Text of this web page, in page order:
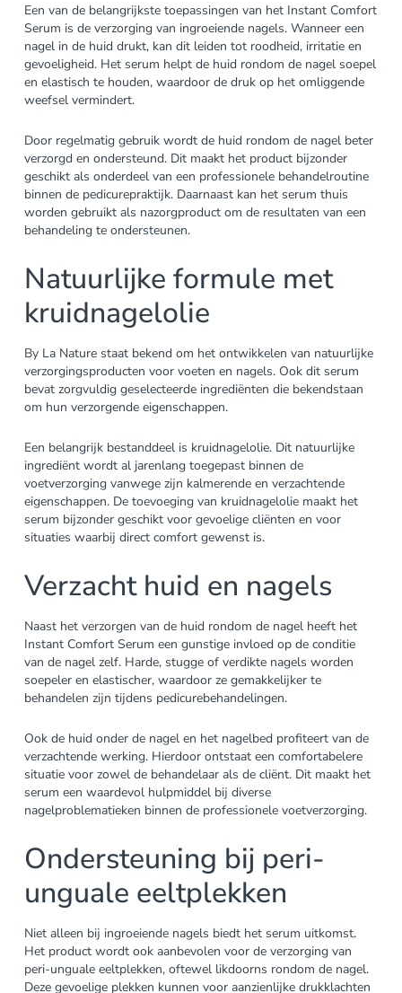
Een van de belangrijkste toepassingen van het Instant Comfort
Serum is de verzorging van ingroeiende nagels. Wanneer een
nagel in de huid drukt, kan dit leiden tot roodheid, irritatie en
gevoeligheid. Het serum helpt de huid rondom de nagel soepel
en elastisch te houden, waardoor de druk op het omliggende
weefsel vermindert.
Door regelmatig gebruik wordt de huid rondom de nagel beter
verzorgd en ondersteund. Dit maakt het product bijzonder
geschikt als onderdeel van een professionele behandelroutine
binnen de pedicurepraktijk. Daarnaast kan het serum thuis
worden gebruikt als nazorgproduct om de resultaten van een
behandeling te ondersteunen.
Natuurlijke formule met
kruidnagelolie
By La Nature staat bekend om het ontwikkelen van natuurlijke
verzorgingsproducten voor voeten en nagels. Ook dit serum
bevat zorgvuldig geselecteerde ingrediënten die bekendstaan
om hun verzorgende eigenschappen.
Een belangrijk bestanddeel is kruidnagelolie. Dit natuurlijke
ingrediënt wordt al jarenlang toegepast binnen de
voetverzorging vanwege zijn kalmerende en verzachtende
eigenschappen. De toevoeging van kruidnagelolie maakt het
serum bijzonder geschikt voor gevoelige cliënten en voor
situaties waarbij direct comfort gewenst is.
Verzacht huid en nagels
Naast het verzorgen van de huid rondom de nagel heeft het
Instant Comfort Serum een gunstige invloed op de conditie
van de nagel zelf. Harde, stugge of verdikte nagels worden
soepeler en elastischer, waardoor ze gemakkelijker te
behandelen zijn tijdens pedicurebehandelingen.
Ook de huid onder de nagel en het nagelbed profiteert van de
verzachtende werking. Hierdoor ontstaat een comfortabelere
situatie voor zowel de behandelaar als de cliënt. Dit maakt het
serum een waardevol hulpmiddel bij diverse
nagelproblematieken binnen de professionele voetverzorging.
Ondersteuning bij peri-
unguale eeltplekken
Niet alleen bij ingroeiende nagels biedt het serum uitkomst.
Het product wordt ook aanbevolen voor de verzorging van
peri-unguale eeltplekken, oftewel likdoorns rondom de nagel.
Deze gevoelige plekken kunnen voor aanzienlijke drukklachten